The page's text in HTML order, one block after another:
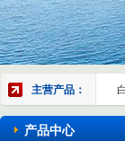
主营产品：
产品中心